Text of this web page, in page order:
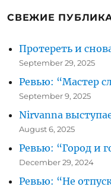
СВЕЖИЕ
Протереть и
September 29, 2025
Ревью: “Мастер
September 9, 2025
Nirvanna
August 6, 2025
Ревью: “Город и
December 29, 2024
Ревью: “Не